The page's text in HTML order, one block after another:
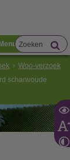
Menu
Woo-verzoek
scharwoude